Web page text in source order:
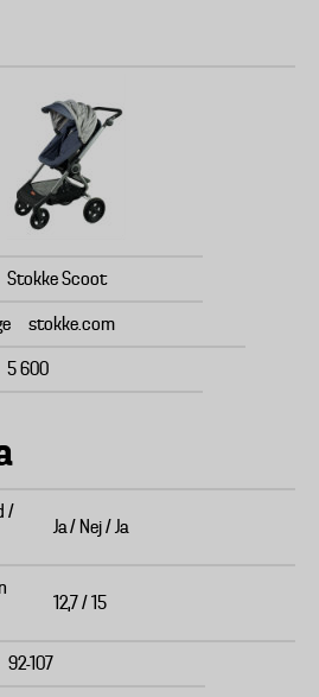
Stokke Scoot
stokke.com
5 600
/
Ja / Nej / Ja
12,7 / 15
92-107